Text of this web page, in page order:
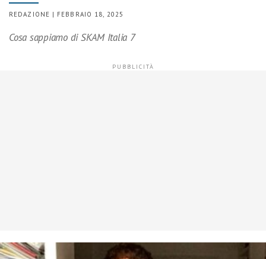
REDAZIONE | FEBBRAIO 18, 2025
Cosa sappiamo di SKAM Italia 7